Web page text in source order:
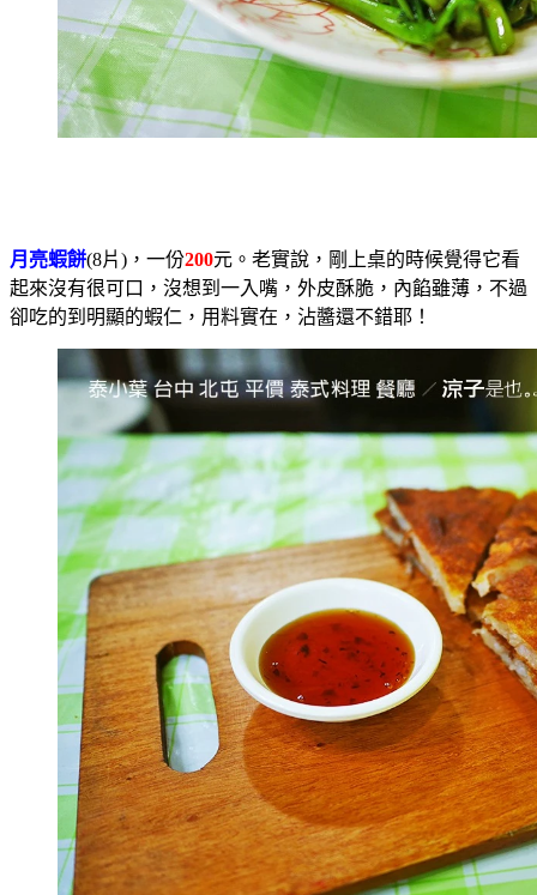
月亮蝦餅(8片)，一份200元。老實說，剛上桌的時候覺得它看
起來沒有很可口，沒想到一入嘴，外皮酥脆，內餡雖薄，不過
卻吃的到明顯的蝦仁，用料實在，沾醬還不錯耶！